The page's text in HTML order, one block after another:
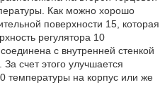
Как можно хорошо
поверхности 15, которая
регулятора 10
с внутренней стенкой
счет этого улучшается
температуры на корпус или же